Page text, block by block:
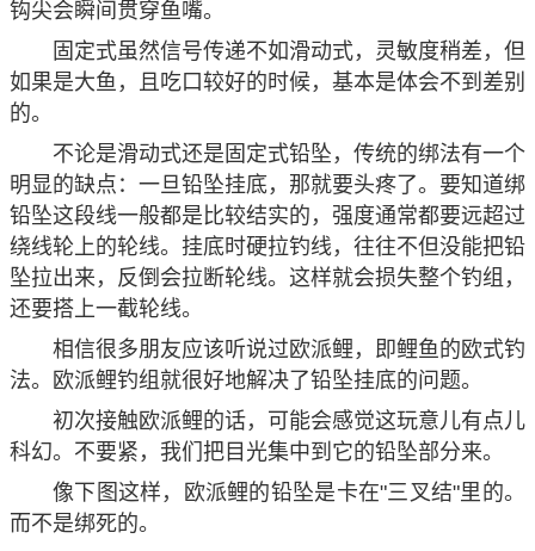
钩尖会瞬间贯穿鱼嘴。
固定式虽然信号传递不如滑动式，灵敏度稍差，但
如果是大鱼，且吃口较好的时候，基本是体会不到差别
的。
不论是滑动式还是固定式铅坠，传统的绑法有一个
明显的缺点：一旦铅坠挂底，那就要头疼了。要知道绑
铅坠这段线一般都是比较结实的，强度通常都要远超过
绕线轮上的轮线。挂底时硬拉钓线，往往不但没能把铅
坠拉出来，反倒会拉断轮线。这样就会损失整个钓组，
还要搭上一截轮线。
相信很多朋友应该听说过欧派鲤，即鲤鱼的欧式钓
法。欧派鲤钓组就很好地解决了铅坠挂底的问题。
初次接触欧派鲤的话，可能会感觉这玩意儿有点儿
科幻。不要紧，我们把目光集中到它的铅坠部分来。
像下图这样，欧派鲤的铅坠是卡在"三叉结"里的。
而不是绑死的。